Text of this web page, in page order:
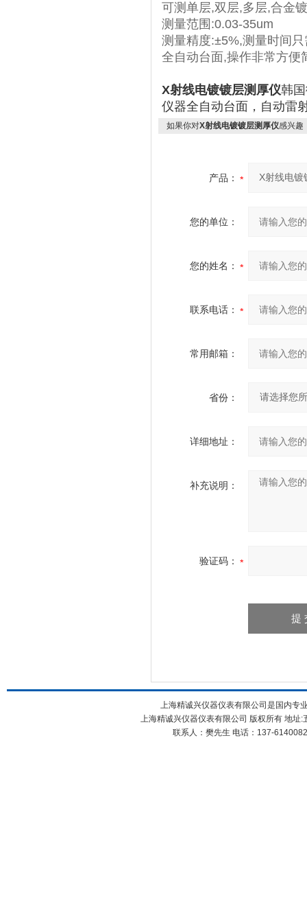
可测单层,双层,多层,合金
测量范围:0.03-35um
测量精度:±5%,测量时间
全自动台面,操作非常方便
X射线电镀镀层测厚仪韩
仪器全自动台面，自动雷
如果你对X射线电镀镀层测厚仪感兴趣
产品：
您的单位：
您的姓名：
联系电话：
常用邮箱：
省份：
详细地址：
补充说明：
验证码：
上海精诚兴仪器仪表有限公司是国内专
上海精诚兴仪器仪表有限公司 版权所有 地
联系人：樊先生 电话：137-